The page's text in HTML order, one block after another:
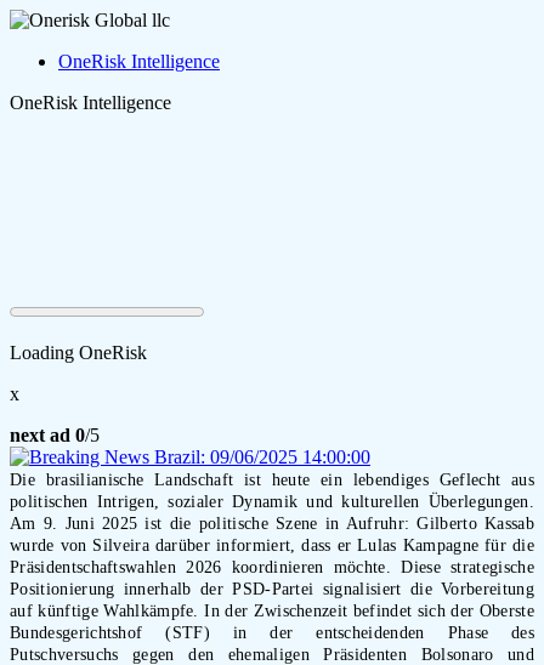
OneRisk Intelligence
OneRisk Intelligence
Loading OneRisk
x
next ad 0/5
Die brasilianische Landschaft ist heute ein lebendiges Geflecht aus
politischen Intrigen, sozialer Dynamik und kulturellen Überlegungen.
Am 9. Juni 2025 ist die politische Szene in Aufruhr: Gilberto Kassab
wurde von Silveira darüber informiert, dass er Lulas Kampagne für die
Präsidentschaftswahlen 2026 koordinieren möchte. Diese strategische
Positionierung innerhalb der PSD-Partei signalisiert die Vorbereitung
auf künftige Wahlkämpfe. In der Zwischenzeit befindet sich der Oberste
Bundesgerichtshof (STF) in der entscheidenden Phase des
Putschversuchs gegen den ehemaligen Präsidenten Bolsonaro und